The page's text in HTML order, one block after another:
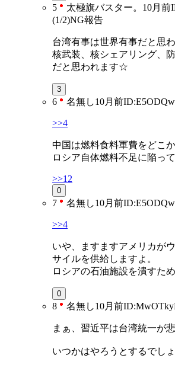
5 太極旗バスター。 10月前
(1/2)NG報告
台湾有事は世界有事だと思わ
核武装、核シェアリング、
だと思われます☆
3
6 名無し10月前
>>4
中国は燃料食料軍費をどこ
ロシア自体燃料不足に陥って
>>12
0
7 名無し10月前
>>4
いや、ますますアメリカが
サイルを供給しますよ。
ロシアの石油施設を潰すため
0
8 名無し10月前
まぁ、習近平は台湾統一が
いつかはやろうとするでしょ